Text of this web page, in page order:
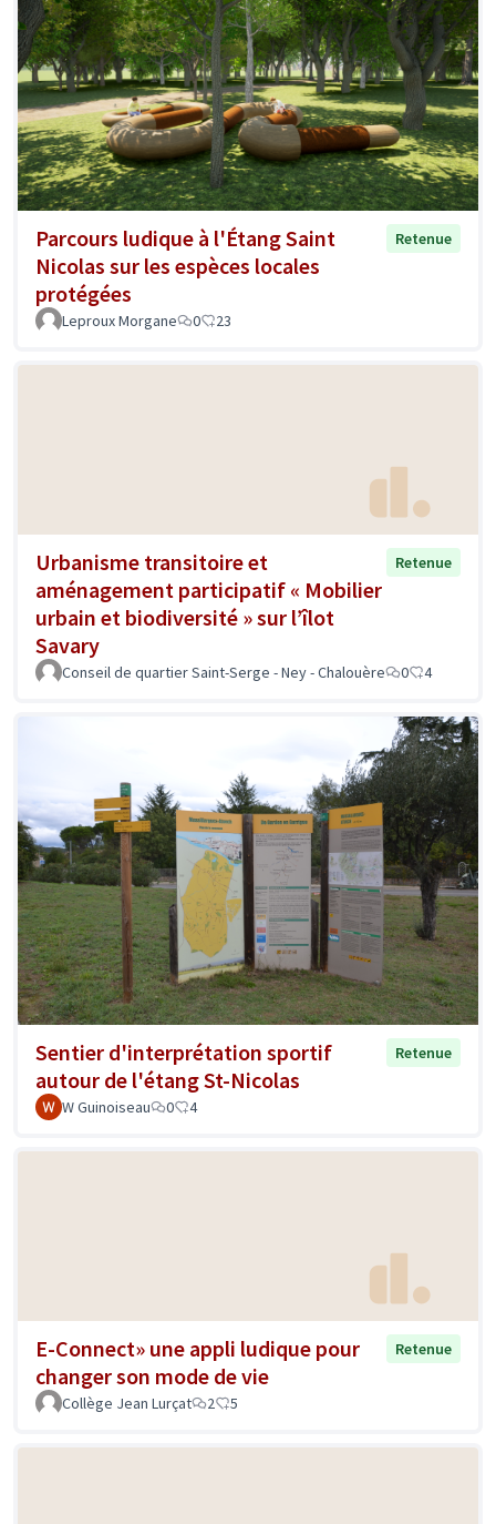
Parcours ludique à l'Étang Saint
Nicolas sur les espèces locales
protégées
Retenue
Leproux Morgane 0 23
Urbanisme transitoire et
aménagement participatif « Mobilier
urbain et biodiversité » sur l’îlot
Savary
Retenue
Conseil de quartier Saint-Serge - Ney - Chalouère 0 4
Sentier d'interprétation sportif
autour de l'étang St-Nicolas
Retenue
W Guinoiseau 0 4
E-Connect» une appli ludique pour
changer son mode de vie
Retenue
Collège Jean Lurçat 2 5